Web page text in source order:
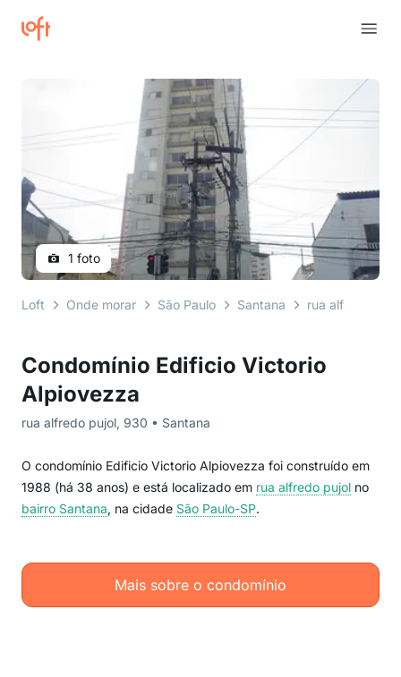
Condomínio Edificio Victorio
Alpiovezza
rua alfredo pujol, 930 • Santana
O condomínio Edificio Victorio Alpiovezza foi construído em
1988 (há 38 anos) e está localizado em rua alfredo pujol no
bairro Santana, na cidade São Paulo-SP.
Mais sobre o condomínio
1 foto
Loft Onde morar São Paulo Santana rua alfredo pujol